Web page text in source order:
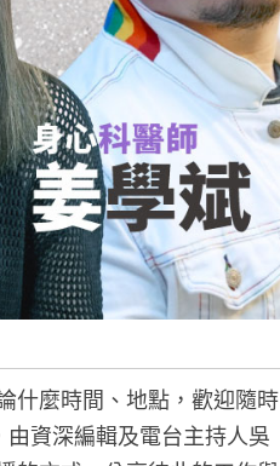
什麼時間、地點，歡迎隨時
資深編輯及電台主持人吳